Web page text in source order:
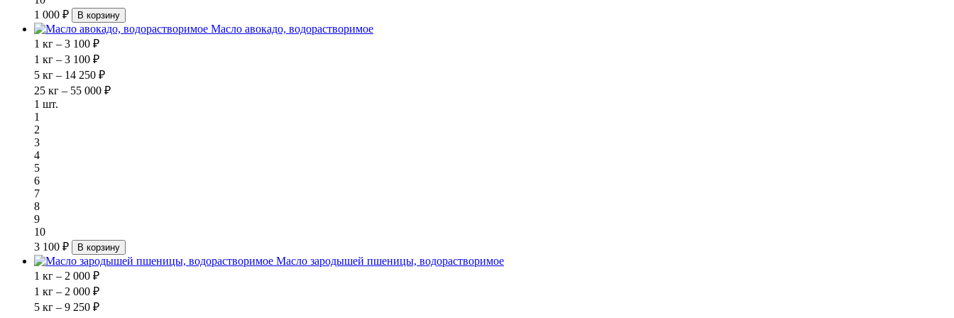
1 000 ₽
В корзину
Масло авокадо, водорастворимое
1 кг – 3 100 ₽
1 кг – 3 100 ₽
5 кг – 14 250 ₽
25 кг – 55 000 ₽
1 шт.
1
2
3
4
5
6
7
8
9
10
3 100 ₽
В корзину
Масло зародышей пшеницы, водорастворимое
1 кг – 2 000 ₽
1 кг – 2 000 ₽
5 кг – 9 250 ₽